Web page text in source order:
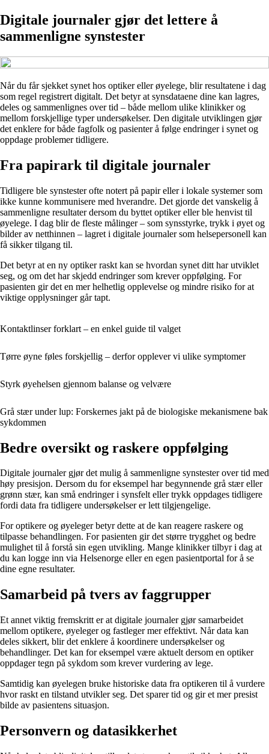
Digitale journaler gjør det lettere å
sammenligne synstester
Når du får sjekket synet hos optiker eller øyelege, blir resultatene i dag
som regel registrert digitalt. Det betyr at synsdataene dine kan lagres,
deles og sammenlignes over tid – både mellom ulike klinikker og
mellom forskjellige typer undersøkelser. Den digitale utviklingen gjør
det enklere for både fagfolk og pasienter å følge endringer i synet og
oppdage problemer tidligere.
Fra papirark til digitale journaler
Tidligere ble synstester ofte notert på papir eller i lokale systemer som
ikke kunne kommunisere med hverandre. Det gjorde det vanskelig å
sammenligne resultater dersom du byttet optiker eller ble henvist til
øyelege. I dag blir de fleste målinger – som synsstyrke, trykk i øyet og
bilder av netthinnen – lagret i digitale journaler som helsepersonell kan
få sikker tilgang til.
Det betyr at en ny optiker raskt kan se hvordan synet ditt har utviklet
seg, og om det har skjedd endringer som krever oppfølging. For
pasienten gir det en mer helhetlig opplevelse og mindre risiko for at
viktige opplysninger går tapt.
Kontaktlinser forklart – en enkel guide til valget
Tørre øyne føles forskjellig – derfor opplever vi ulike symptomer
Styrk øyehelsen gjennom balanse og velvære
Grå stær under lup: Forskernes jakt på de biologiske mekanismene bak
sykdommen
Bedre oversikt og raskere oppfølging
Digitale journaler gjør det mulig å sammenligne synstester over tid med
høy presisjon. Dersom du for eksempel har begynnende grå stær eller
grønn stær, kan små endringer i synsfelt eller trykk oppdages tidligere
fordi data fra tidligere undersøkelser er lett tilgjengelige.
For optikere og øyeleger betyr dette at de kan reagere raskere og
tilpasse behandlingen. For pasienten gir det større trygghet og bedre
mulighet til å forstå sin egen utvikling. Mange klinikker tilbyr i dag at
du kan logge inn via Helsenorge eller en egen pasientportal for å se
dine egne resultater.
Samarbeid på tvers av faggrupper
Et annet viktig fremskritt er at digitale journaler gjør samarbeidet
mellom optikere, øyeleger og fastleger mer effektivt. Når data kan
deles sikkert, blir det enklere å koordinere undersøkelser og
behandlinger. Det kan for eksempel være aktuelt dersom en optiker
oppdager tegn på sykdom som krever vurdering av lege.
Samtidig kan øyelegen bruke historiske data fra optikeren til å vurdere
hvor raskt en tilstand utvikler seg. Det sparer tid og gir et mer presist
bilde av pasientens situasjon.
Personvern og datasikkerhet